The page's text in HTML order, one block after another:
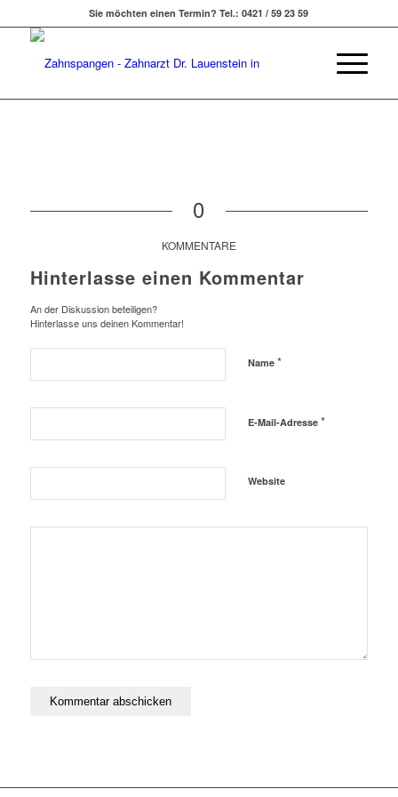
Sie möchten einen Termin? Tel.: 0421 / 59 23 59
0
KOMMENTARE
Hinterlasse einen Kommentar
An der Diskussion beteiligen?
Hinterlasse uns deinen Kommentar!
Name *
E-Mail-Adresse *
Website